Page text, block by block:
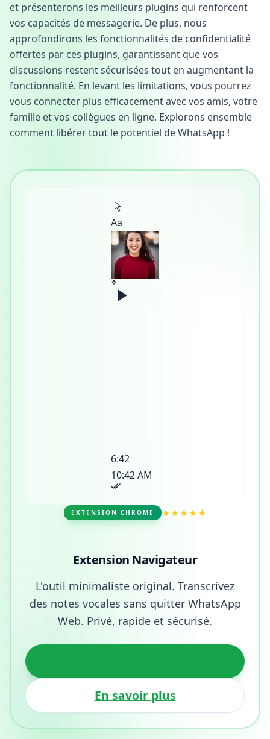
et présenterons les meilleurs plugins qui renforcent
vos capacités de messagerie. De plus, nous
approfondirons les fonctionnalités de confidentialité
offertes par ces plugins, garantissant que vos
discussions restent sécurisées tout en augmentant la
fonctionnalité. En levant les limitations, vous pourrez
vous connecter plus efficacement avec vos amis, votre
famille et vos collègues en ligne. Explorons ensemble
comment libérer tout le potentiel de WhatsApp !
Aa
6:42
10:42 AM
EXTENSION CHROME ★★★★★
Extension Navigateur
L'outil minimaliste original. Transcrivez
des notes vocales sans quitter WhatsApp
Web. Privé, rapide et sécurisé.
En savoir plus